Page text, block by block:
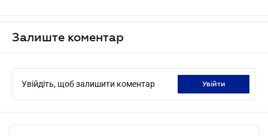
Залиште коментар
Увійдіть, щоб залишити коментар увійти